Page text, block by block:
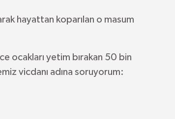
hayattan koparılan o masum
ocakları yetim bırakan 50 bin
vicdanı adına soruyorum: